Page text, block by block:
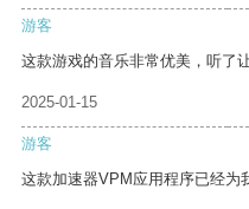
游客
这款游戏的音乐非常优美，听了
2025-01-15
游客
这款加速器VPM应用程序已经为